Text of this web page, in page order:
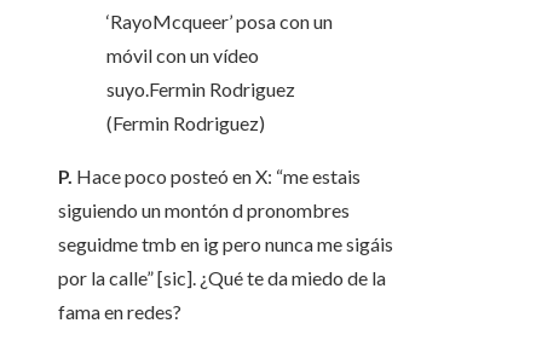
‘RayoMcqueer’ posa con un
móvil con un vídeo
suyo.Fermin Rodriguez
(Fermin Rodriguez)
P. Hace poco posteó en X: “me estais
siguiendo un montón d pronombres
seguidme tmb en ig pero nunca me sigáis
por la calle” [sic]. ¿Qué te da miedo de la
fama en redes?